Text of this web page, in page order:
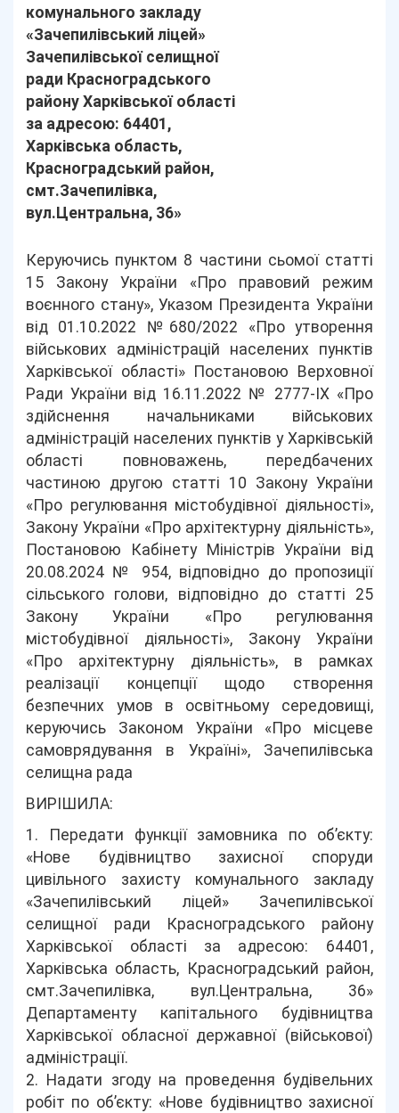
комунального закладу
«Зачепилівський ліцей»
Зачепилівської селищної
ради Красноградського
району Харківської області
за адресою: 64401,
Харківська область,
Красноградський район,
смт.Зачепилівка,
вул.Центральна, 36»
Керуючись пунктом 8 частини сьомої статті
15 Закону України «Про правовий режим
воєнного стану», Указом Президента України
від 01.10.2022 №680/2022 «Про утворення
військових адміністрацій населених пунктів
Харківської області» Постановою Верховної
Ради України від 16.11.2022 № 2777-IX «Про
здійснення начальниками військових
адміністрацій населених пунктів у Харківській
області повноважень, передбачених
частиною другою статті 10 Закону України
«Про регулювання містобудівної діяльності»,
Закону України «Про архітектурну діяльність»,
Постановою Кабінету Міністрів України від
20.08.2024 № 954, відповідно до пропозиції
сільського голови, відповідно до статті 25
Закону України «Про регулювання
містобудівної діяльності», Закону України
«Про архітектурну діяльність», в рамках
реалізації концепції щодо створення
безпечних умов в освітньому середовищі,
керуючись Законом України «Про місцеве
самоврядування в Україні», Зачепилівська
селищна рада
ВИРІШИЛА:
1. Передати функції замовника по об’єкту:
«Нове будівництво захисної споруди
цивільного захисту комунального закладу
«Зачепилівський ліцей» Зачепилівської
селищної ради Красноградського району
Харківської області за адресою: 64401,
Харківська область, Красноградський район,
смт.Зачепилівка, вул.Центральна, 36»
Департаменту капітального будівництва
Харківської обласної державної (військової)
адміністрації.
2. Надати згоду на проведення будівельних
робіт по об’єкту: «Нове будівництво захисної